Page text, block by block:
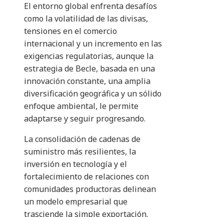
El entorno global enfrenta desafíos
como la volatilidad de las divisas,
tensiones en el comercio
internacional y un incremento en las
exigencias regulatorias, aunque la
estrategia de Becle, basada en una
innovación constante, una amplia
diversificación geográfica y un sólido
enfoque ambiental, le permite
adaptarse y seguir progresando.
La consolidación de cadenas de
suministro más resilientes, la
inversión en tecnología y el
fortalecimiento de relaciones con
comunidades productoras delinean
un modelo empresarial que
trasciende la simple exportación.